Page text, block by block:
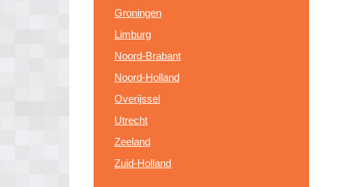
Groningen
Limburg
Noord-Brabant
Noord-Holland
Overijssel
Utrecht
Zeeland
Zuid-Holland